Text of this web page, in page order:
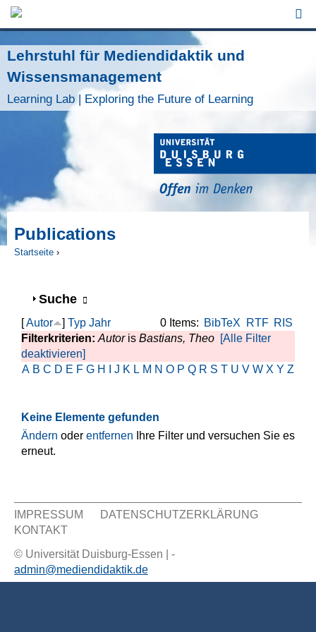
Jump to Navigation
Lehrstuhl für Mediendidaktik und
Wissensmanagement
Learning Lab | Exploring the Future of Learning
Publications
Startseite ›
Anzeigen
Suche
0 Items: BibTeX RTF RIS
[Autor ] Typ Jahr
Filterkriterien: Autoris Bastians, Theo [Alle Filter
deaktivieren]
A B C D E F G H J K L M N O P Q R S T U V W X Y Z
Keine Elemente gefunden
Ändern oder entfernen Ihre Filter und versuchen Sie es
erneut.
Sekundär Menü
IMPRESSUM
DATENSCHUTZERKLÄRUNG
KONTAKT
© Universität Duisburg-Essen | -
admin@mediendidaktik.de